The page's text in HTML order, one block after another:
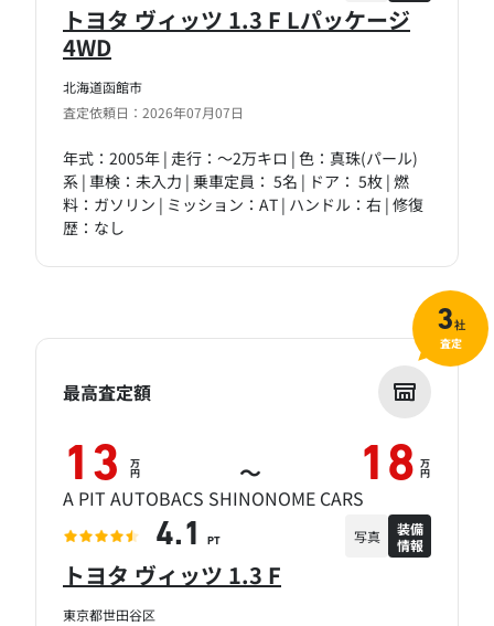
北海道函館市
査定依頼日：2026年07月07日
トヨタ ヴィッツ 1.3 F Lパッケージ
4WD
年式：2005年 | 走行：～2万キロ | 色：真珠(パール)
系 | 車検：未入力 | 乗車定員： 5名 | ドア： 5枚 | 燃
料：ガソリン | ミッション：AT | ハンドル：右 | 修復
歴：なし
東京都世田谷区
トヨタ ヴィッツ 1.3 F
最高査定額
13 万
円 ～ 18 万
円
A PIT AUTOBACS SHINONOME CARS
4.1 PT 写真
装備
情報
3社
査定